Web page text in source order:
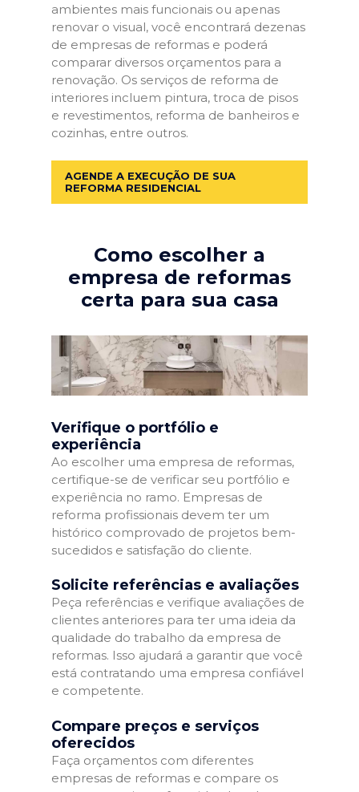
ambientes mais funcionais ou apenas
renovar o visual, você encontrará dezenas
de empresas de reformas e poderá
comparar diversos orçamentos para a
renovação. Os serviços de reforma de
interiores incluem pintura, troca de pisos
e revestimentos, reforma de banheiros e
cozinhas, entre outros.
AGENDE A EXECUÇÃO DE SUA
REFORMA RESIDENCIAL
Como escolher a
empresa de reformas
certa para sua casa
Verifique o portfólio e
experiência
Ao escolher uma empresa de reformas,
certifique-se de verificar seu portfólio e
experiência no ramo. Empresas de
reforma profissionais devem ter um
histórico comprovado de projetos bem-
sucedidos e satisfação do cliente.
Solicite referências e avaliações
Peça referências e verifique avaliações de
clientes anteriores para ter uma ideia da
qualidade do trabalho da empresa de
reformas. Isso ajudará a garantir que você
está contratando uma empresa confiável
e competente.
Compare preços e serviços
oferecidos
Faça orçamentos com diferentes
empresas de reformas e compare os